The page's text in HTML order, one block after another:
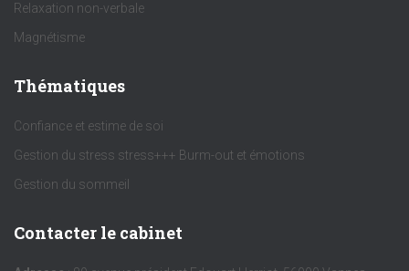
Relaxation non-verbale
Magnétisme
Thématiques
Confiance et estime de soi
Gestion du stress stress+++ Burm-out et émotions
Gestion du sommeil
Contacter le cabinet